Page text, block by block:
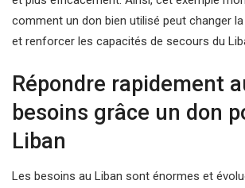
comment un don bien utilisé peut changer
et renforcer les capacités de secours du
Répondre rapidement
besoins grâce un don
Liban
Les besoins au Liban sont énormes et